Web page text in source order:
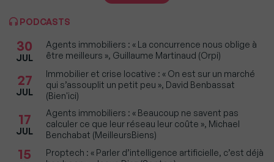
PODCASTS
30
JUL
Agents immobiliers : « La concurrence nous oblige à
être meilleurs », Guillaume Martinaud (Orpi)
27
JUL
Immobilier et crise locative : « On est sur un marché
qui s’assouplit un petit peu », David Benbassat
(Bien'ici)
17
JUL
Agents immobiliers : « Beaucoup ne savent pas
calculer ce que leur réseau leur coûte », Michael
Benchabat (MeilleursBiens)
15
Proptech : « Parler d’intelligence artificielle, c’est déjà